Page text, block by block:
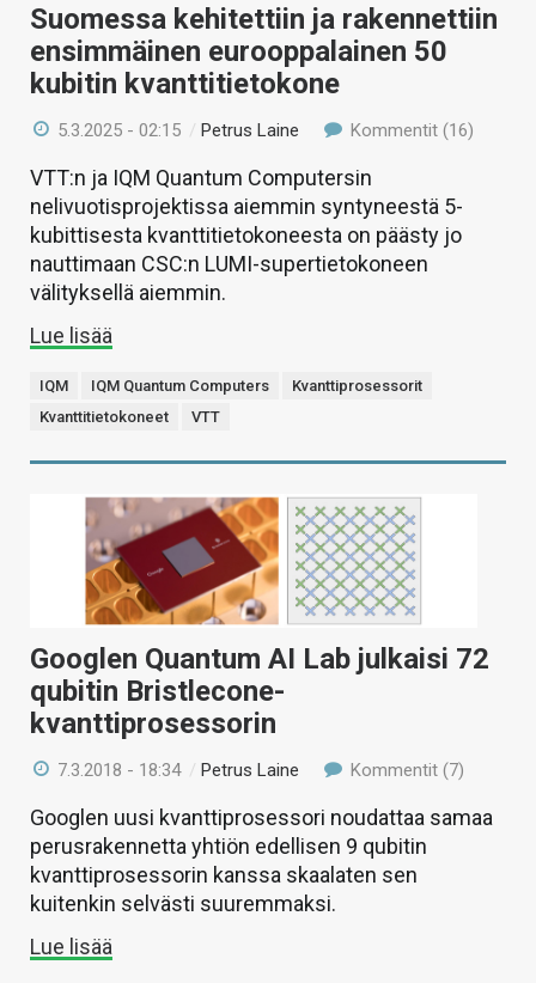
Suomessa kehitettiin ja rakennettiin
ensimmäinen eurooppalainen 50
kubitin kvanttitietokone
5.3.2025 - 02:15 /Petrus Laine Kommentit (16)
VTT:n ja IQM Quantum Computersin
nelivuotisprojektissa aiemmin syntyneestä 5-
kubittisesta kvanttitietokoneesta on päästy jo
nauttimaan CSC:n LUMI-supertietokoneen
välityksellä aiemmin.
Lue lisää
IQM IQM Quantum Computers
Kvanttiprosessorit
Kvanttitietokoneet
VTT
Googlen Quantum AI Lab julkaisi 72
qubitin Bristlecone-
kvanttiprosessorin
7.3.2018 - 18:34 / Petrus Laine Kommentit (7)
Googlen uusi kvanttiprosessori noudattaa samaa
perusrakennetta yhtiön edellisen 9 qubitin
kvanttiprosessorin kanssa skaalaten sen
kuitenkin selvästi suuremmaksi.
Lue lisää